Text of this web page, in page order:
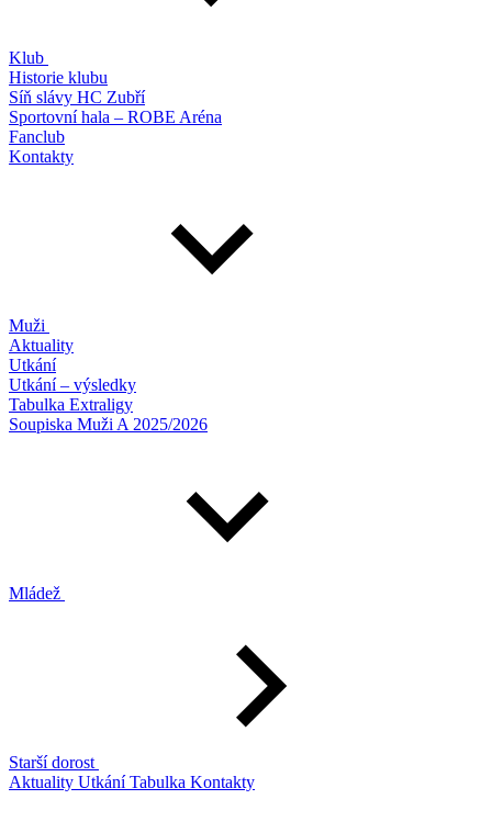
Klub
Historie klubu
Síň slávy HC Zubří
Sportovní hala – ROBE Aréna
Fanclub
Kontakty
Muži
Aktuality
Utkání
Utkání – výsledky
Tabulka Extraligy
Soupiska Muži A 2025/2026
Mládež
Starší dorost
Aktuality UtkáníTabulka Kontakty